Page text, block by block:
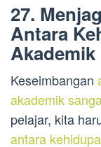
27.
Antara
Akademik
Keseimbangan
akademik
pelajar, kita
antara